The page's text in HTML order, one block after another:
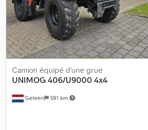
raccordements d’huile pour balayeuse et
et 1 attelage à boule Le véhicule est en
disponibles sur : Sous réserve d’erreurs,
entre-temps.
Geleen 591 km
Camion équipé d'une grue
UNIMOG406/U9000 4x4